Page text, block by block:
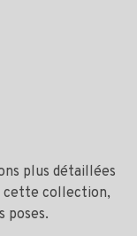
plus détaillées
cette collection,
poses.